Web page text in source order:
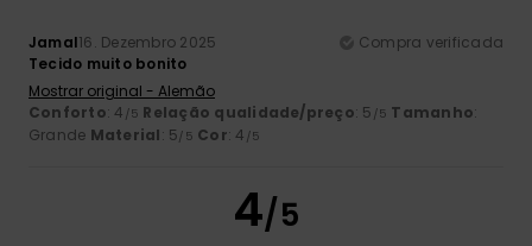
Jamal16. Dezembro 2025
Compra verificada
Tecido muito bonito
Mostrar original - Alemão
Conforto: 4 /5 Relação qualidade/preço: 5 /5 Tamanho:
Grande Material: 5/5 Cor: 4 /5
4/5